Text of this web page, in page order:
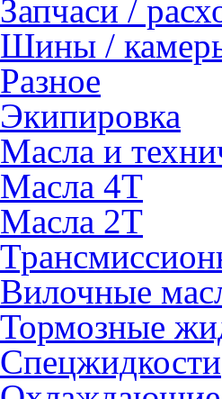
Запчаси /
Шины /
Разное
Экипировка
Масла и
Масла 4Т
Масла 2Т
Вилочные
Тормозные
Спецжидкости